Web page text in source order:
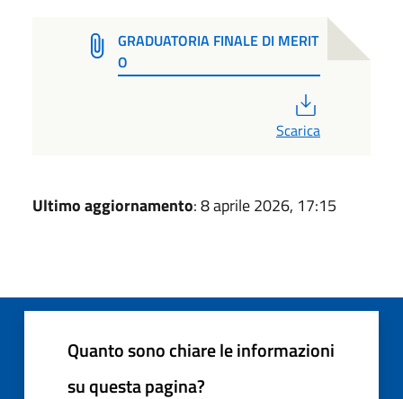
GRADUATORIA FINALE DI MERIT
O
Scarica
Ultimo aggiornamento: 8 aprile 2026, 17:15
Quanto sono chiare le informazioni
su questa pagina?